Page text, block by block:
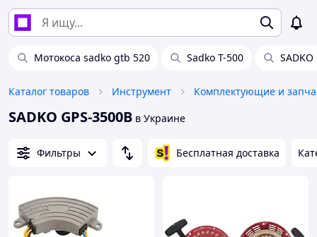
Мотокоса sadko gtb 520 Sadko T-500 SADKO
Каталог товаров Инструмент
SADKO GPS-3500B в Украине
Фильтры Бесплатная доставка